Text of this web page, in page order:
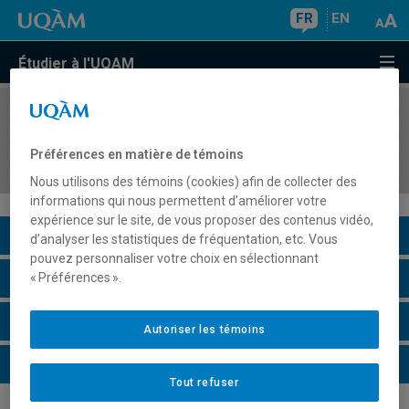
FR EN
Étudier à l'UQAM
COURS//
sociale
Description du cours
Horaire - Été 2026
Horaire - Automne 2026
Horaire - Hiver 2027
Préférences en matière de témoins
Nous utilisons des témoins (cookies) afin de collecter des
informations qui nous permettent d’améliorer votre
expérience sur le site, de vous proposer des contenus vidéo,
d’analyser les statistiques de fréquentation, etc. Vous
pouvez personnaliser votre choix en sélectionnant
« Préférences ».
Tout refuser
Autoriser les témoins